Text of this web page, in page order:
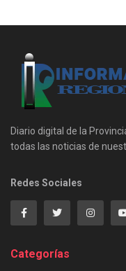
Diario digital de la
todas las noticias de
Redes Sociales
Categorías